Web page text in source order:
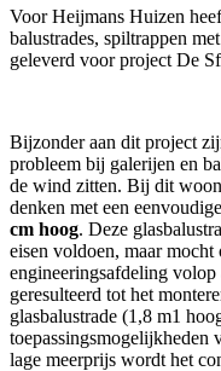
Voor Heijmans Huizen
balustrades, spiltrappen
geleverd voor project De
Bijzonder aan dit project
probleem bij galerijen en
de wind zitten. Bij dit
denken met een
cm hoog. Deze
eisen voldoen, maar
engineeringsafdeling volop
geresulteerd tot het
glasbalustrade (1,8 m1
toepassingsmogelijkheden
lage meerprijs wordt het